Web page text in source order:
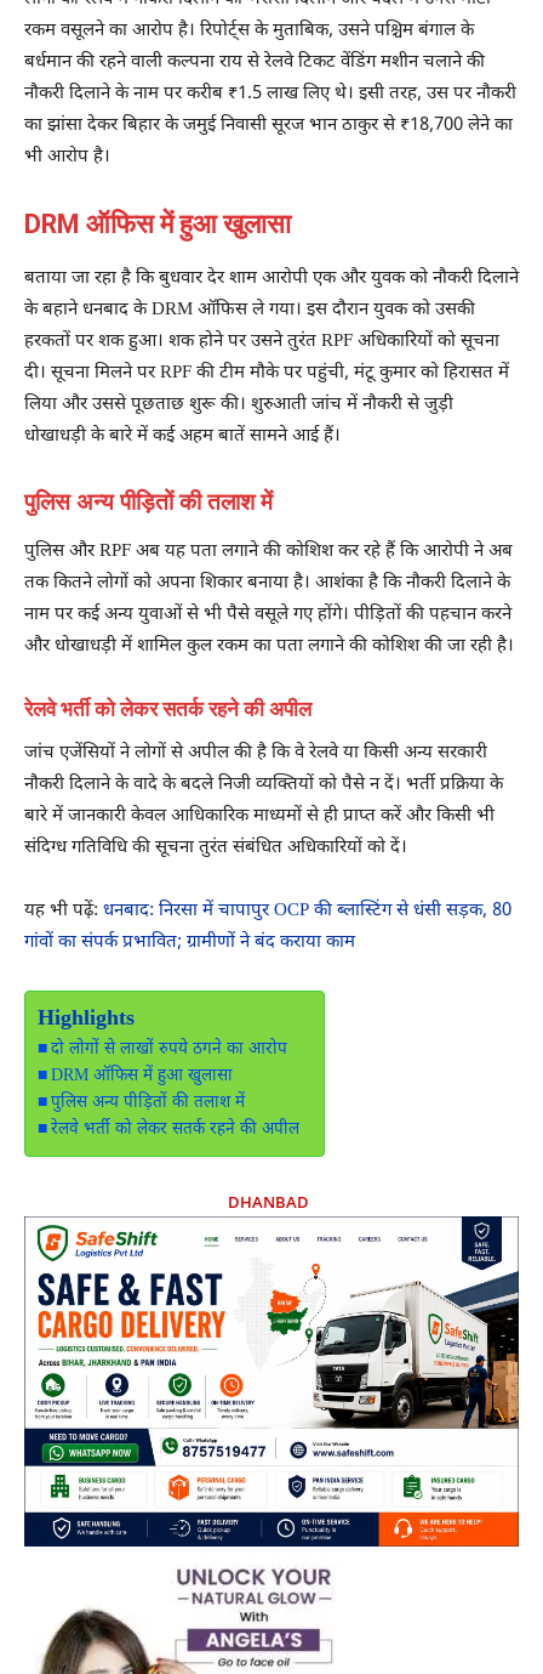
रकम वसूलने का आरोप है। रिपोर्ट्स के मुताबिक, उसने पश्चिम बंगाल के
बर्धमान की रहने वाली कल्पना राय से रेलवे टिकट वेंडिंग मशीन चलाने की
नौकरी दिलाने के नाम पर करीब ₹1.5 लाख लिए थे। इसी तरह, उस पर नौकरी
का झांसा देकर बिहार के जमुई निवासी सूरज भान ठाकुर से ₹18,700 लेने का
भी आरोप है।
DRM ऑफिस में हुआ खुलासा
बताया जा रहा है कि बुधवार देर शाम आरोपी एक और युवक को नौकरी दिलाने
के बहाने धनबाद के DRM ऑफिस ले गया। इस दौरान युवक को उसकी
हरकतों पर शक हुआ। शक होने पर उसने तुरंत RPF अधिकारियों को सूचना
दी। सूचना मिलने पर RPF की टीम मौके पर पहुंची, मंटू कुमार को हिरासत में
लिया और उससे पूछताछ शुरू की। शुरुआती जांच में नौकरी से जुड़ी
धोखाधड़ी के बारे में कई अहम बातें सामने आई हैं।
पुलिस अन्य पीड़ितों की तलाश में
पुलिस और RPF अब यह पता लगाने की कोशिश कर रहे हैं कि आरोपी ने अब
तक कितने लोगों को अपना शिकार बनाया है। आशंका है कि नौकरी दिलाने के
नाम पर कई अन्य युवाओं से भी पैसे वसूले गए होंगे। पीड़ितों की पहचान करने
और धोखाधड़ी में शामिल कुल रकम का पता लगाने की कोशिश की जा रही है।
रेलवे भर्ती को लेकर सतर्क रहने की अपील
जांच एजेंसियों ने लोगों से अपील की है कि वे रेलवे या किसी अन्य सरकारी
नौकरी दिलाने के वादे के बदले निजी व्यक्तियों को पैसे न दें। भर्ती प्रक्रिया के
बारे में जानकारी केवल आधिकारिक माध्यमों से ही प्राप्त करें और किसी भी
संदिग्ध गतिविधि की सूचना तुरंत संबंधित अधिकारियों को दें।
यह भी पढ़ें: धनबाद: निरसा में चापापुर OCP की ब्लास्टिंग से धंसी सड़क, 80
गांवों का संपर्क प्रभावित; ग्रामीणों ने बंद कराया काम
Highlights
दो लोगों से लाखों रुपये ठगने का आरोप
DRM ऑफिस में हुआ खुलासा
पुलिस अन्य पीड़ितों की तलाश में
रेलवे भर्ती को लेकर सतर्क रहने की अपील
DHANBAD